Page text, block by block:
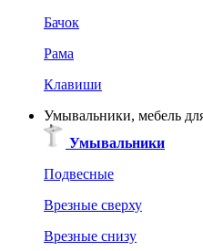
Бачок
Рама
Клавиши
Умывальники, мебель
Умывальники
Подвесные
Врезные сверху
Врезные снизу